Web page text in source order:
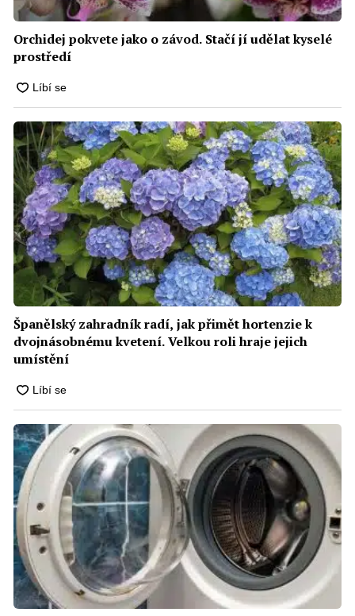
Orchidej pokvete jako o závod. Stačí jí udělat kyselé
prostředí
Španělský zahradník radí, jak přimět hortenzie k
dvojnásobnému kvetení. Velkou roli hraje jejich
umístění